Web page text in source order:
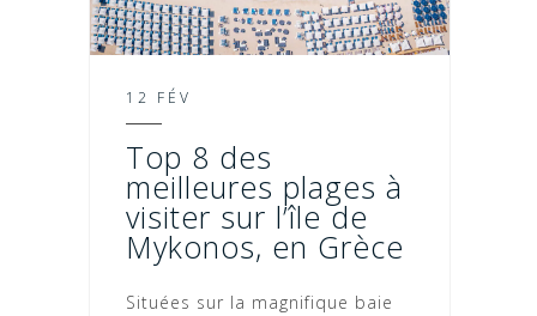
12 FÉV
Top 8 des
meilleures plages à
visiter sur l’île de
Mykonos, en Grèce
Situées sur la magnifique baie